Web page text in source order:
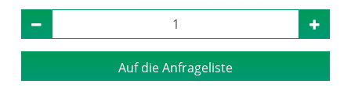
Auf die Anfrageliste